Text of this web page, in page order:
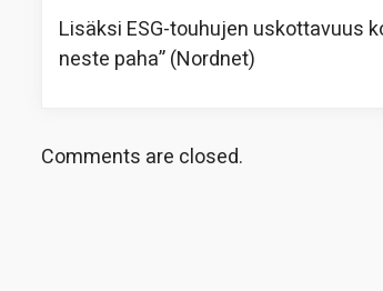
Lisäksi ESG-touhujen uskottavuus
neste paha” (Nordnet)
Comments are closed.